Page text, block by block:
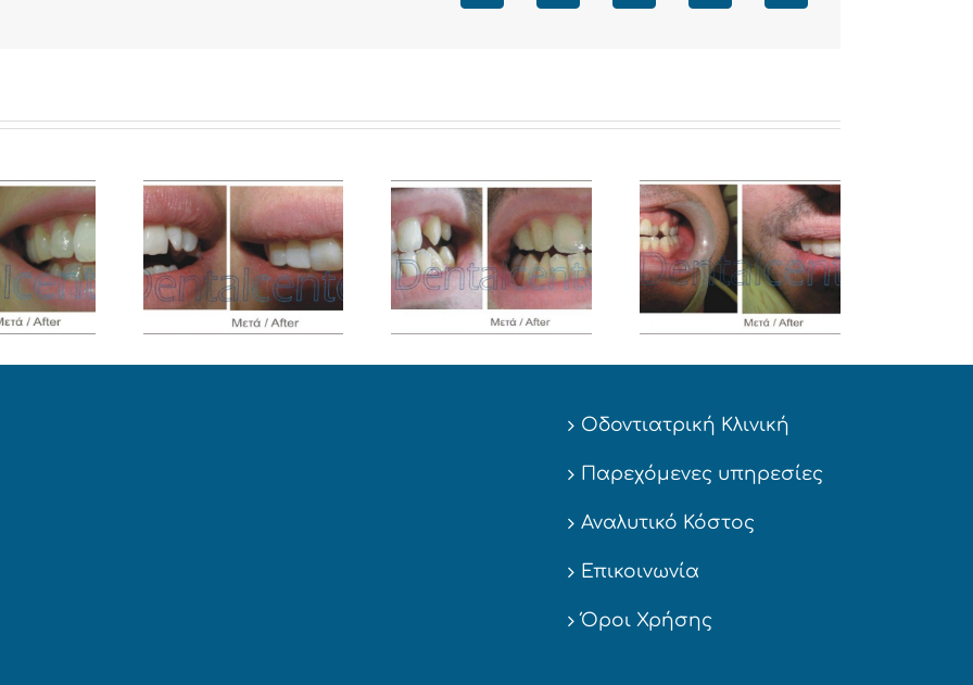
Ρητίνης
6
Όψεις Ρητίνης
Περιστατικό 5
Όψεις Ρητίνης
Περιστατικό 4
Οδοντιατρική Κλινική
Παρεχόμενες υπηρεσίες
Αναλυτικό Κόστος
Επικοινωνία
Όροι Χρήσης